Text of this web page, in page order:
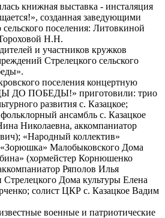
книжная выставка - инсталяция
созданная заведующими
поселения: Литовкиной
Н.Н.
и участников кружков
Стрелецкого сельского
поселения концертную
ДО ПОБЕДЫ!» приготовили: трио
развития с. Казацкое;
ансамбль с. Казацкое
Николаевна, аккомпаниатор
«Народный коллектив»
Малобыковского Дома
(хормейстер Корнюшенко
Ряполов Илья
Дома культуры Елена
солист ЦКР с. Казацкое Вадим
военные и патриотические